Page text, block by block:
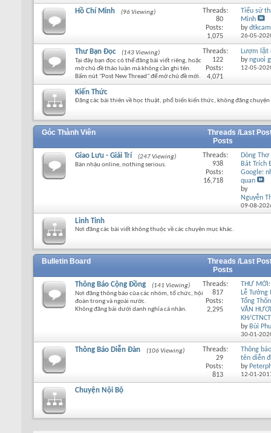
Hồ Chí Minh (96 Viewing)
Threads:
80
Posts:
1,075
Tiểu sử
Minh
by
26-05-
Thư Bạn Đọc
(143 Viewing)
Tại đây bạn đọc có thể đăng bài viết riêng, hoặc
mở chủ đề thảo luận mà không cần ghi tên.
Bấm nút "Post New Thread" để mở chủ đề mới.
Threads:
122
Posts:
4,071
Lượm lặt
bynguoi
12-05-
Kiến Thức
Đăng các bài thiên về học thuật, phổ biến kiến thức, không đăng
Góc Thành Viên
Threads /
Posts
Last
Giao Lưu - Giải Trí
(247 Viewing)
Bàn nhậu online, nothing serious.
Threads:
938
Posts:
16,718
Dòng Thơ
Bát Trích
Google:
quan
by
Nguyễn
09-08-
Linh Tinh
Nơi đăng các bài viết không thuộc về các chuyên mục khác.
Bulletin Board
Threads /
Posts
Last
Thông Báo Cộng Đồng
(141 Viewing)
Nơi đăng thông báo của các nhóm, tổ chức, hội
đoàn trong và ngoài nước.
Không đăng bài dưới danh nghĩa cá nhân.
Threads:
817
Posts:
2,295
THƯ
Lễ Tưởng
Tổng
VĂN
KH/
by Bùi
30-01-
Thông Báo Diễn Đàn (106 Viewing)
Threads:
29
Posts:
813
Thông
tên diễn
by
12-01-
Chuyện Nội Bộ